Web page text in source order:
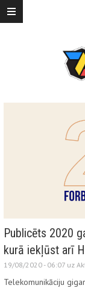
Publicēts 2020
kurā iekļūst arī
19/08/2020 - 06:07 uz
Telekomunikāciju